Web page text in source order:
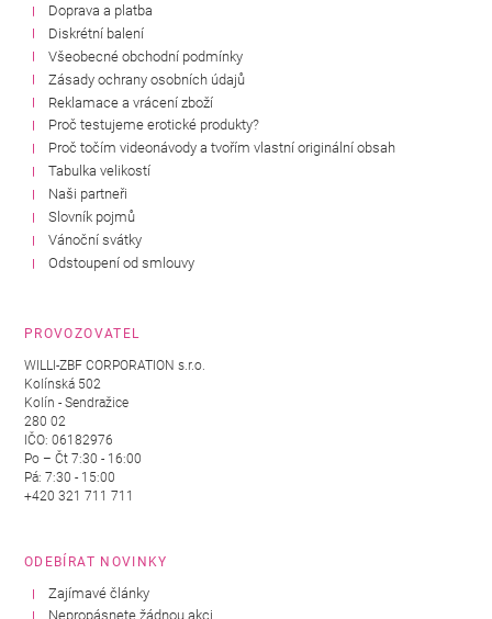
Doprava a platba
Diskrétní balení
Všeobecné obchodní podmínky
Zásady ochrany osobních údajů
Reklamace a vrácení zboží
Proč testujeme erotické produkty?
Proč točím videonávody a tvořím vlastní originální obsah
Tabulka velikostí
Naši partneři
Slovník pojmů
Vánoční svátky
Odstoupení od smlouvy
PROVOZOVATEL
WILLI-ZBF CORPORATION s.r.o.
Kolínská 502
Kolín - Sendražice
280 02
IČO: 06182976
Po – Čt 7:30 - 16:00
Pá: 7:30 - 15:00
+420 321 711 711
ODEBÍRAT NOVINKY
Zajímavé články
Nepropásnete žádnou akci